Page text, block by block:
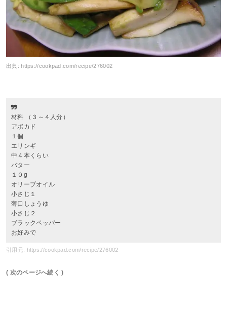
出典:https://cookpad.com/recipe/276002
材料 （３～４人分）
アボカド
１個
エリンギ
中４本くらい
バター
１０g
オリーブオイル
小さじ１
薄口しょうゆ
小さじ２
ブラックペッパー
お好みで
引用元: https://cookpad.com/recipe/276002
( 次のページへ続く )